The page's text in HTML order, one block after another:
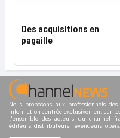
Des acquisitions en
pagaille
Nous proposons aux professionnels
information centrée exclusivement sur
l'ensemble des acteurs du channel
éditeurs, distributeurs, revendeurs,